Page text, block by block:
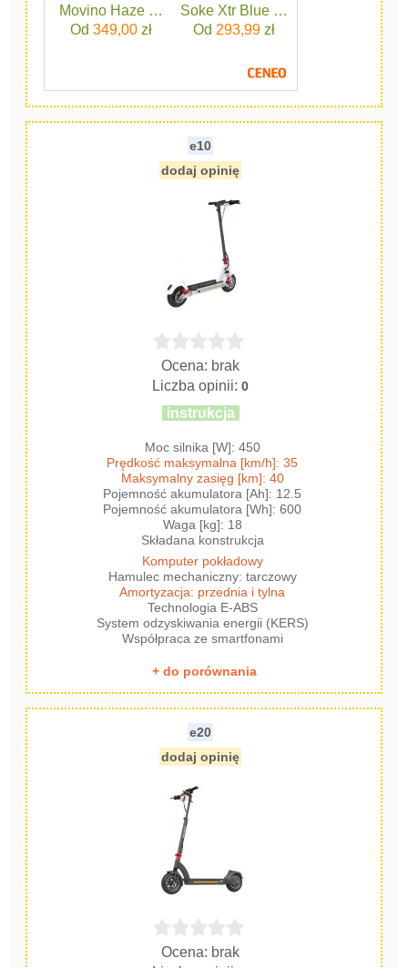
Movino Haze Czarny
Od 349,00zł
Soke Xtr Blue Czerwona
Od 293,99zł
e10
dodaj opinię
Ocena: brak
Liczba opinii:0
instrukcja
Moc silnika [W]: 450
Prędkość maksymalna [km/h]: 35
Maksymalny zasięg [km]: 40
Pojemność akumulatora [Ah]: 12.5
Pojemność akumulatora [Wh]: 600
Waga [kg]: 18
Składana konstrukcja
Komputer pokładowy
Hamulec mechaniczny: tarczowy
Amortyzacja: przednia i tylna
Technologia E-ABS
System odzyskiwania energii (KERS)
Współpraca ze smartfonami
+ do porównania
e20
dodaj opinię
Ocena: brak